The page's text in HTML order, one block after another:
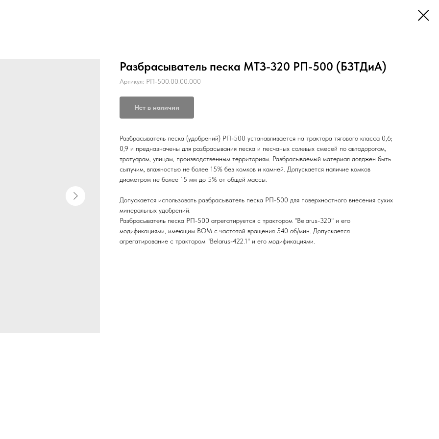
Разбрасыватель песка МТЗ-320 РП-500 (БЗТДиА)
Артикул: РП-500.00.00.000
Нет в наличии
Разбрасыватель песка (удобрений) РП-500 устанавливается на трактора тягового класса 0,6;
0,9 и предназначены для разбрасывания песка и песчаных солевых смесей по автодорогам,
тротуарам, улицам, производственным территориям. Разбрасываемый материал долджен быть
сыпучим, влажностью не более 15% без комков и камней. Допускается наличие комков
диаметром не более 15 мм до 5% от общей массы.
Допускается использовать разбрасыватель песка РП-500 для поверхностного внесения сухих
минеральных удобрений.
Разбрасыватель песка РП-500 агрегатируется с трактором "Belarus-320" и его
модификациями, имеющим ВОМ с частотой вращения 540 об/мин. Допускается
агрегатирование с трактором "Belarus-422.1" и его модификациями.